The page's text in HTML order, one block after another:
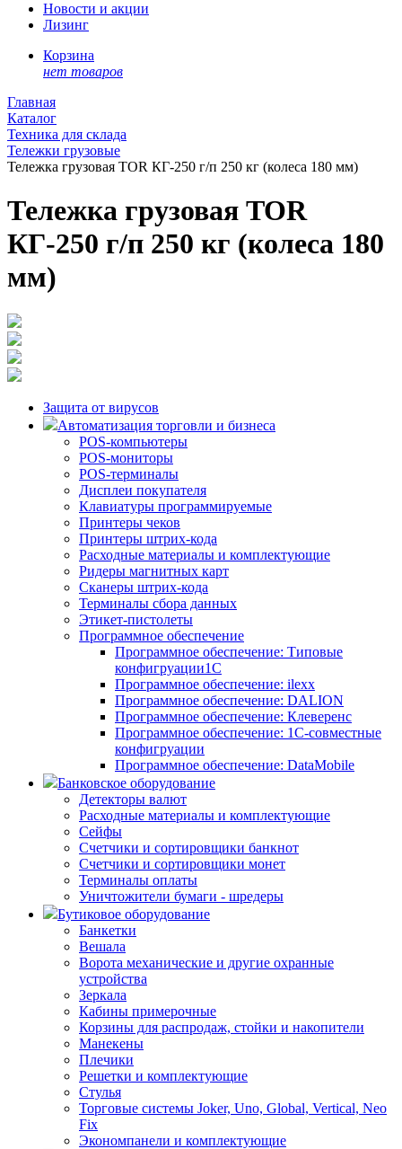
Новости и акции
Лизинг
Корзина
нет товаров
Главная
Каталог
Техника для склада
Тележки грузовые
Тележка грузовая TOR КГ-250 г/п 250 кг (колеса 180 мм)
Тележка грузовая TOR
КГ-250 г/п 250 кг (колеса 180
мм)
Защита от вирусов
Автоматизация торговли и бизнеса
POS-компьютеры
POS-мониторы
POS-терминалы
Дисплеи покупателя
Клавиатуры программируемые
Принтеры чеков
Принтеры штрих-кода
Расходные материалы и комплектующие
Ридеры магнитных карт
Сканеры штрих-кода
Терминалы сбора данных
Этикет-пистолеты
Программное обеспечение
Программное обеспечение: Типовые
конфигруации1С
Программное обеспечение: ilexx
Программное обеспечение: DALION
Программное обеспечение: Клеверенс
Программное обеспечение: 1С-совместные
конфигруации
Программное обеспечение: DataMobile
Банковское оборудование
Детекторы валют
Расходные материалы и комплектующие
Сейфы
Счетчики и сортировщики банкнот
Счетчики и сортировщики монет
Терминалы оплаты
Уничтожители бумаги - шредеры
Бутиковое оборудование
Банкетки
Вешала
Ворота механические и другие охранные
устройства
Зеркала
Кабины примерочные
Корзины для распродаж, стойки и накопители
Манекены
Плечики
Решетки и комплектующие
Стулья
Торговые системы Joker, Uno, Global, Vertical, Neo
Fix
Экономпанели и комплектующие